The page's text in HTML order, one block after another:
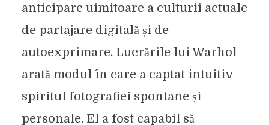
anticipare uimitoare a culturii actuale
de partajare digitală și de
autoexprimare. Lucrările lui Warhol
arată modul în care a captat intuitiv
spiritul fotografiei spontane și
personale. El a fost capabil să